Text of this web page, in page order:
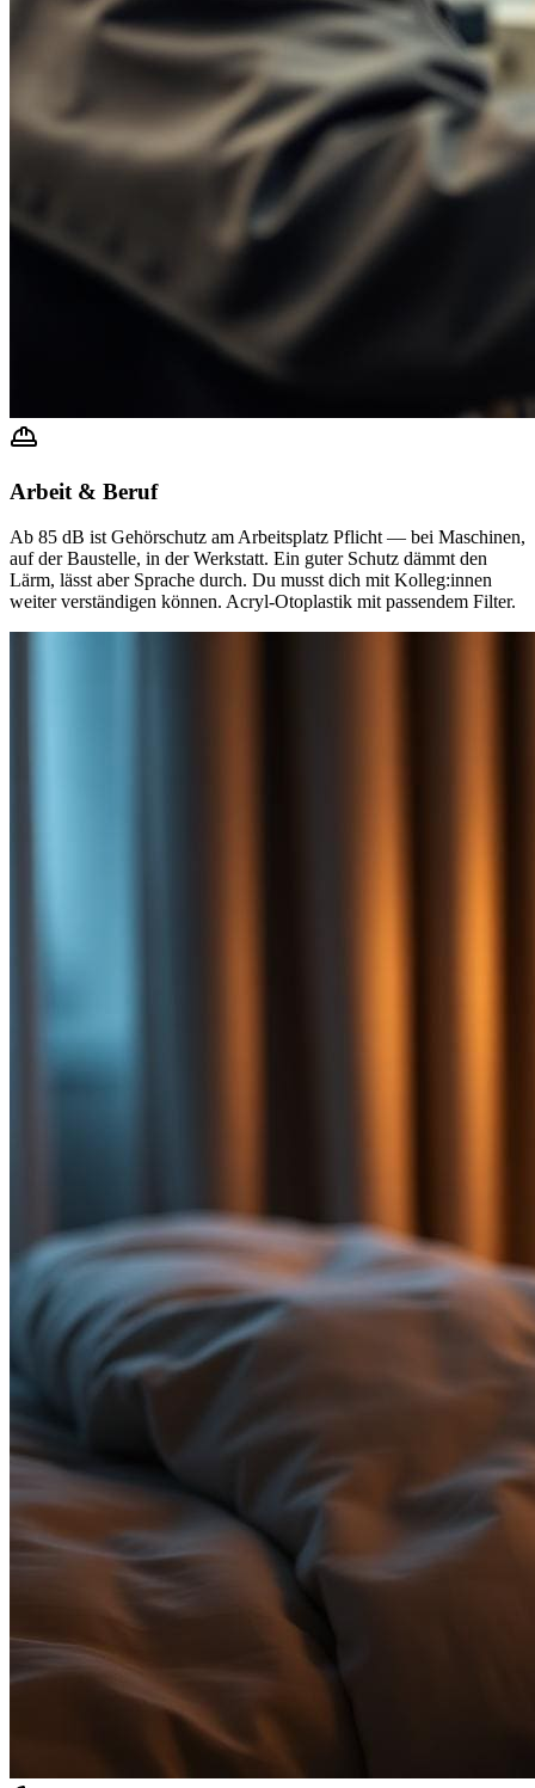
Arbeit & Beruf
Ab 85 dB ist Gehörschutz am Arbeitsplatz Pflicht — bei Maschinen,
auf der Baustelle, in der Werkstatt. Ein guter Schutz dämmt den
Lärm, lässt aber Sprache durch. Du musst dich mit Kolleg:innen
weiter verständigen können. Acryl-Otoplastik mit passendem Filter.